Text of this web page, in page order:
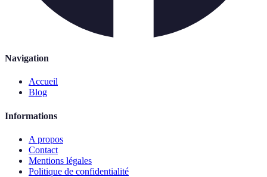
Navigation
Accueil
Blog
Informations
A propos
Contact
Mentions légales
Politique de confidentialité